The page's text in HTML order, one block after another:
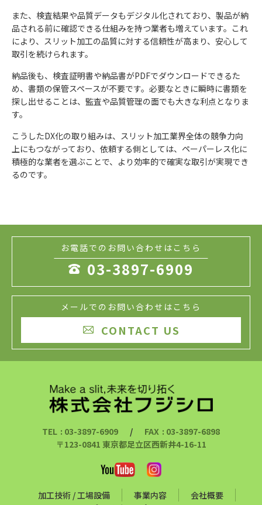
また、検査結果や品質データもデジタル化されており、製品が納
品される前に確認できる仕組みを持つ業者も増えています。これ
により、スリット加工の品質に対する信頼性が高まり、安心して
取引を続けられます。
納品後も、検査証明書や納品書がPDFでダウンロードできるた
め、書類の保管スペースが不要です。必要なときに瞬時に書類を
探し出せることは、監査や品質管理の面でも大きな利点となりま
す。
こうしたDX化の取り組みは、スリット加工業界全体の競争力向
上にもつながっており、依頼する側としては、ペーパーレス化に
積極的な業者を選ぶことで、より効率的で確実な取引が実現でき
るのです。
お電話でのお問い合わせはこちら
 03-3897-6909
メールでのお問い合わせはこちら
 CONTACT US
TEL : 03-3897-6909 / FAX : 03-3897-6898
〒123-0841 東京都足立区西新井4-16-11
加工技術 / 工場設備 事業内容
会社概要